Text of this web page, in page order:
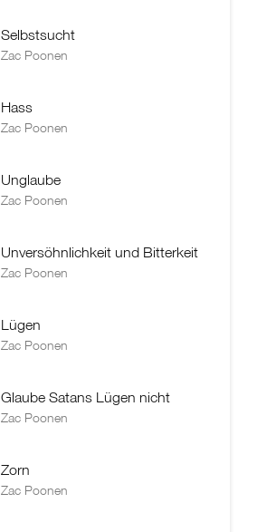
Selbstsucht
Zac Poonen
Hass
Zac Poonen
Unglaube
Zac Poonen
Unversöhnlichkeit und Bitterkeit
Zac Poonen
Lügen
Zac Poonen
Glaube Satans Lügen nicht
Zac Poonen
Zorn
Zac Poonen